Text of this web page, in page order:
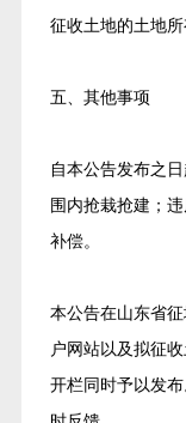
征收土地的土地
五、其他事项
自本公告发布之
围内抢栽抢建；
补偿。
本公告在山东省
户网站以及拟征
开栏同时予以发